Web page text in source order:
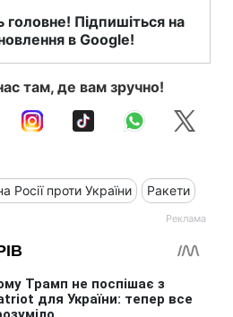
головне! Підпишіться на
в Google!
там, де вам зручно!
Росії проти України Ракети